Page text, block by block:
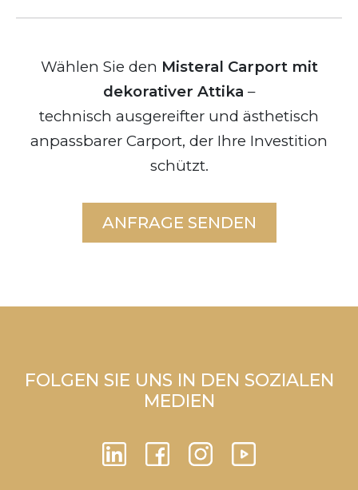
Wählen Sie den Misteral Carport mit
dekorativer Attika –
technisch ausgereifter und ästhetisch
anpassbarer Carport, der Ihre Investition
schützt.
ANFRAGE SENDEN
FOLGEN SIE UNS IN DEN SOZIALEN
MEDIEN